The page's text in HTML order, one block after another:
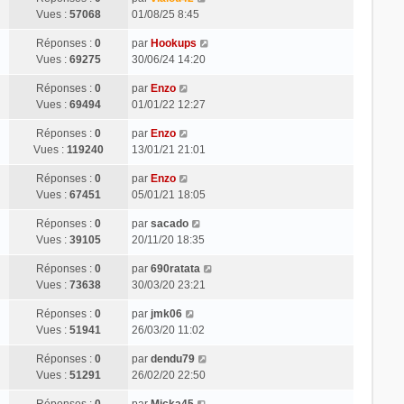
Vues : 57068
01/08/25 8:45
Réponses : 0
Vues : 69275
par Hookups
30/06/24 14:20
Réponses : 0
Vues : 69494
par Enzo
01/01/22 12:27
Réponses : 0
Vues : 119240
par Enzo
13/01/21 21:01
Réponses : 0
Vues : 67451
par Enzo
05/01/21 18:05
Réponses : 0
Vues : 39105
par sacado
20/11/20 18:35
Réponses : 0
Vues : 73638
par 690ratata
30/03/20 23:21
Réponses : 0
Vues : 51941
par jmk06
26/03/20 11:02
Réponses : 0
Vues : 51291
par dendu79
26/02/20 22:50